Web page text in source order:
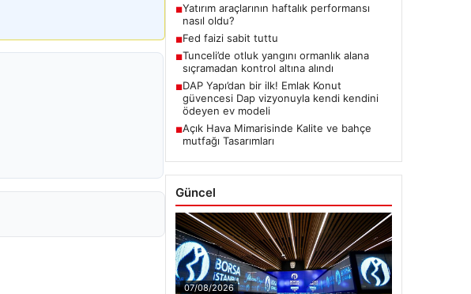
■Yatırım araçlarının haftalık performansı
nasıl oldu?
■Fed faizi sabit tuttu
■Tunceli’de otluk yangını ormanlık alana
sıçramadan kontrol altına alındı
■DAP Yapı’dan bir ilk! Emlak Konut
güvencesi Dap vizyonuyla kendi kendini
ödeyen ev modeli
■Açık Hava Mimarisinde Kalite ve bahçe
mutfağı Tasarımları
Güncel
07/08/2026